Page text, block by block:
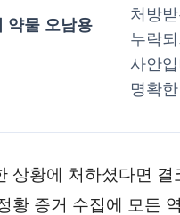
약물 오남용
처방
누락
사안
명확
상황에 처하셨다면
황 증거 수집에 모든